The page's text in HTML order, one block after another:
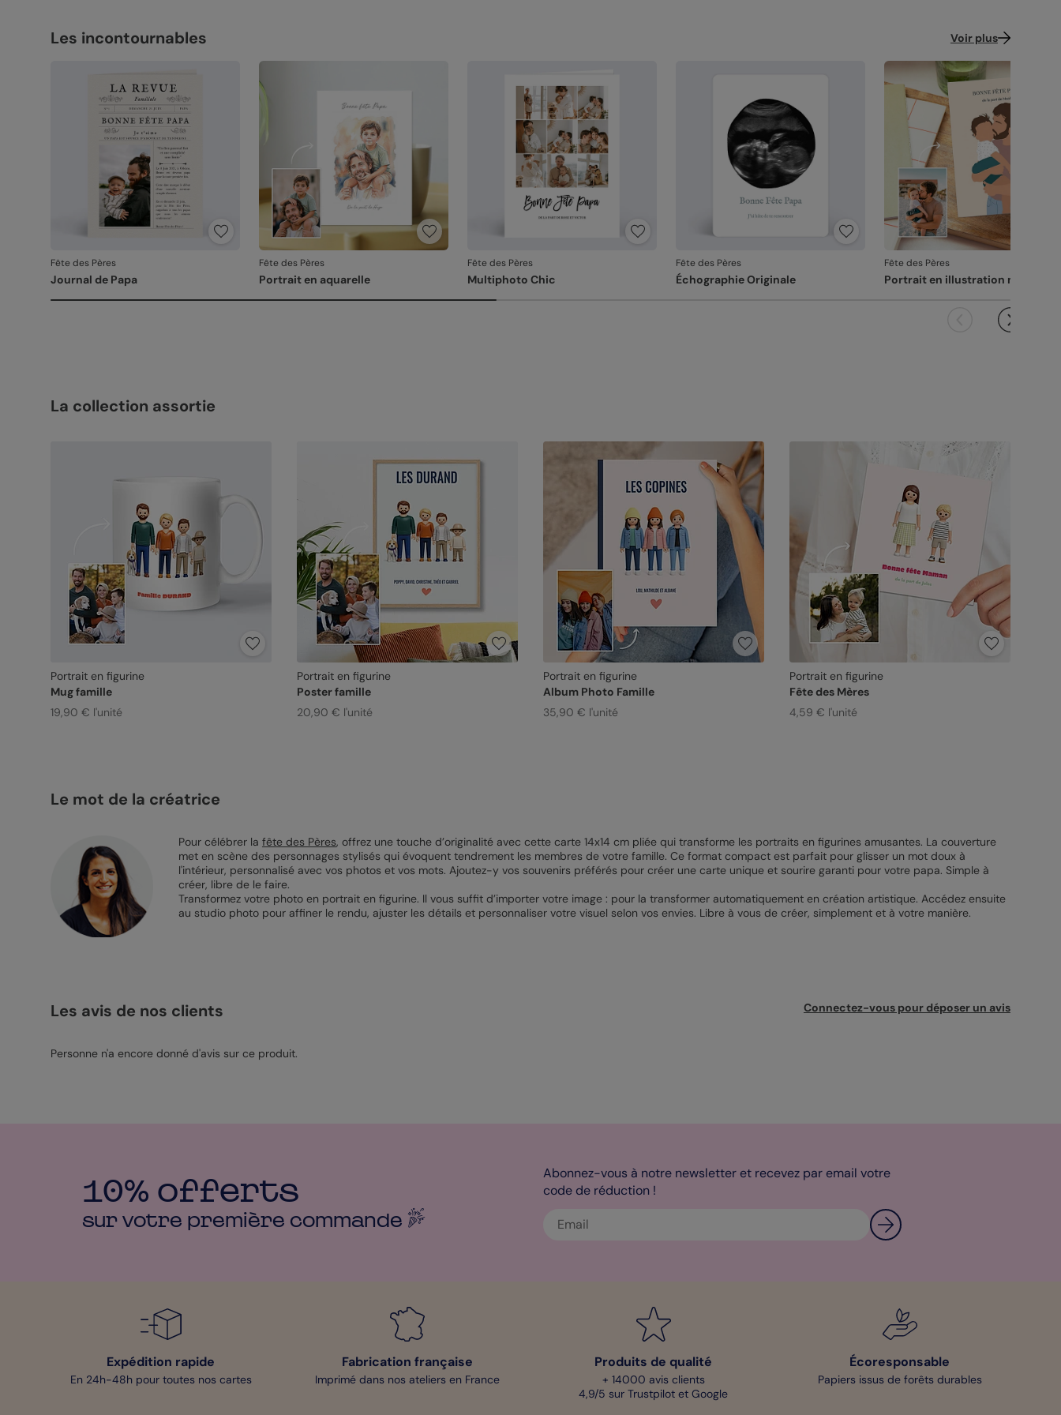
Les incontournables Voir plus
Fête des Pères
Journal de Papa
Fête des Pères
Portrait en aquarelle
Fête des Pères
Multiphoto Chic
Fête des Pères
Échographie Originale
Fête des Pères
Portrait en illustration
La collection assortie
Portrait en figurine
Mug famille
19,90 € l'unité
Portrait en figurine
Poster famille
20,90 € l'unité
Portrait en figurine
Album Photo Famille
35,90 € l'unité
Portrait en figurine
Fête des Mères
4,59 € l'unité
Le mot de la créatrice
Pour célébrer la fête des Pères, offrez une touche d’originalité avec cette carte 14x14 cm pliée qui transforme les portraits en figurines amusantes. La couverture
met en scène des personnages stylisés qui évoquent tendrement les membres de votre famille. Ce format compact est parfait pour glisser un mot doux à
l'intérieur, personnalisé avec vos photos et vos mots. Ajoutez-y vos souvenirs préférés pour créer une carte unique et sourire garanti pour votre papa. Simple à
créer, libre de le faire.
Transformez votre photo en portrait en figurine. Il vous suffit d’importer votre image : pour la transformer automatiquement en création artistique. Accédez ensuite
au studio photo pour affiner le rendu, ajuster les détails et personnaliser votre visuel selon vos envies. Libre à vous de créer, simplement et à votre manière.
Les avis de nos clients Connectez-vous pour déposer un avis
Personne n'a encore donné d'avis sur ce produit.
10% offerts
sur votre première commande
Abonnez-vous à notre newsletter et recevez par email votre
code de réduction !
Expédition rapide
En 24h-48h pour toutes nos cartes
Fabrication française
Imprimé dans nos ateliers en France
Produits de qualité
+ 14000 avis clients
4,9/5 sur Trustpilot et Google
Écoresponsable
Papiers issus de forêts durables